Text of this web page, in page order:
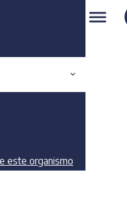
este organismo